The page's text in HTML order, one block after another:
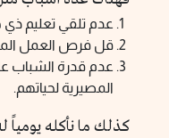
عدم تلقي تعليم ذي
قل فرص العمل
عدم قدرة الشباب
المصيرية لحياتهم.
كذلك ما نأكله